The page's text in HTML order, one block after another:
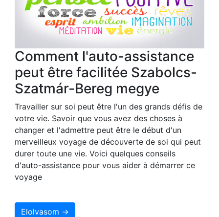
Comment l'auto-assistance
peut être facilitée Szabolcs-
Szatmár-Bereg megye
Travailler sur soi peut être l'un des grands défis de
votre vie. Savoir que vous avez des choses à
changer et l'admettre peut être le début d'un
merveilleux voyage de découverte de soi qui peut
durer toute une vie. Voici quelques conseils
d'auto-assistance pour vous aider à démarrer ce
voyage
Elolvasom →